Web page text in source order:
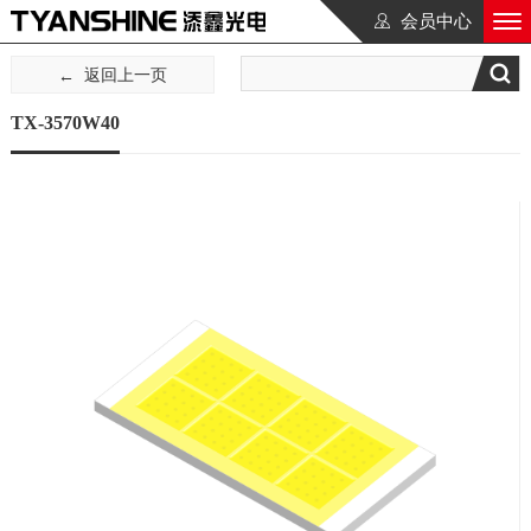
会员中心
返回上一页
TX-3570W40